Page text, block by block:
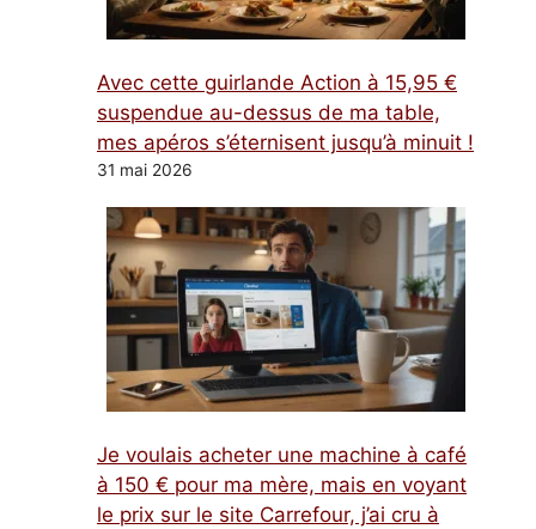
Avec cette guirlande Action à 15,95 €
suspendue au-dessus de ma table,
mes apéros s’éternisent jusqu’à minuit !
31 mai 2026
Je voulais acheter une machine à café
à 150 € pour ma mère, mais en voyant
le prix sur le site Carrefour, j’ai cru à